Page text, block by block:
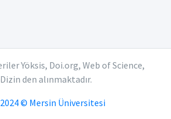
Yöksis, Doi.org, Web of Science,
den alınmaktadır.
2024 © Mersin Üniversitesi